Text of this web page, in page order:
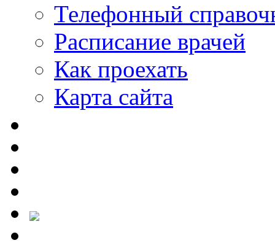
Телефонный
Расписание врачей
Как проехать
Карта сайта